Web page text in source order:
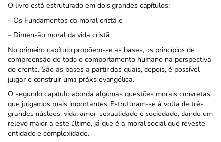
O livro está estruturado em dois grandes capítulos:
– Os Fundamentos da moral cristã e
– Dimensão moral da vida cristã
No primeiro capítulo propõem-se as bases, os princípios de
compreensão de todo o comportamento humano na perspectiva
do crente. São as bases a partir das quais, depois, é possível
julgar e construir uma práxs evangélica.
O segundo capítulo aborda algumas questões morais convretas
que julgamos mais importantes. Estruturam-se à volta de três
grandes núcleos: vida; amor-sexualidade e sociedade, dando um
relevo maior a este último, já que é a moral social que reveste
entidade e complexidade.